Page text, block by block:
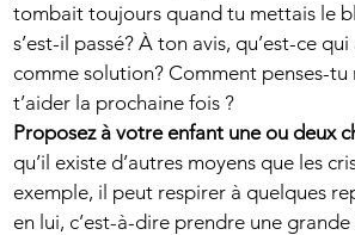
tombait toujours quand tu mettais le
s’est-il passé? À ton avis, qu’est-ce
comme solution? Comment penses-
t’aider la prochaine fois ?
Proposez à votre enfant une ou deux
qu’il existe d’autres moyens que les
exemple, il peut respirer à quelques
en lui, c’est-à-dire prendre une